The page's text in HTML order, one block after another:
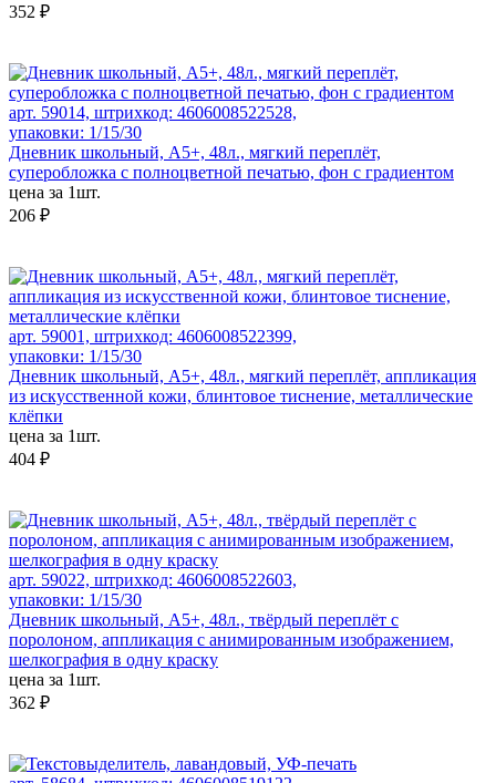
352 ₽
арт. 59014, штрихкод: 4606008522528,
упаковки: 1/15/30
Дневник школьный, А5+, 48л., мягкий переплёт,
суперобложка с полноцветной печатью, фон с градиентом
цена за 1шт.
206 ₽
арт. 59001, штрихкод: 4606008522399,
упаковки: 1/15/30
Дневник школьный, А5+, 48л., мягкий переплёт, аппликация
из искусственной кожи, блинтовое тиснение, металлические
клёпки
цена за 1шт.
404 ₽
арт. 59022, штрихкод: 4606008522603,
упаковки: 1/15/30
Дневник школьный, А5+, 48л., твёрдый переплёт с
поролоном, аппликация с анимированным изображением,
шелкография в одну краску
цена за 1шт.
362 ₽